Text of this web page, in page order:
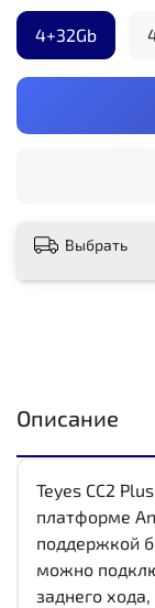
4+32Gb
Выбрать
Описание
Teyes CC2
платформе
поддержкой
можно
заднего